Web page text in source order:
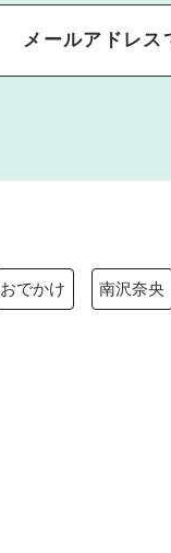
メールアドレス
おでかけ 南沢奈央